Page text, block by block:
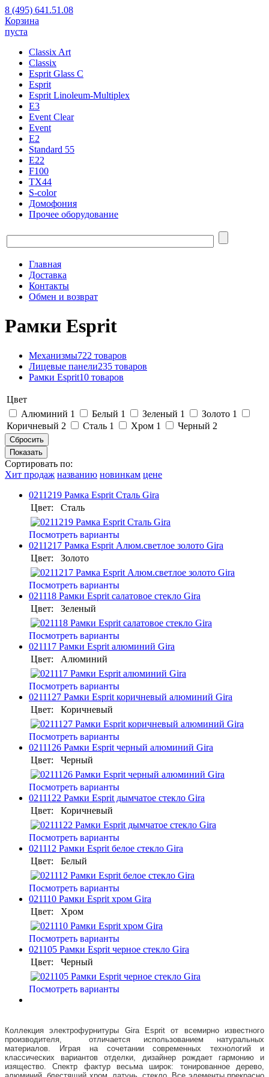
8 (495) 641.51.08
Корзина
пуста
Classix Art
Classix
Esprit Glass C
Esprit
Esprit Linoleum-Multiplex
E3
Event Clear
Event
E2
Standard 55
E22
F100
TX44
S-color
Домофония
Прочее оборудование
Главная
Доставка
Контакты
Обмен и возврат
Рамки Esprit
Механизмы722 товаров
Лицевые панели235 товаров
Рамки Esprit10 товаров
Цвет
Алюминий 1 Белый 1 Зеленый 1 Золото 1
Коричневый 2 Сталь 1 Хром 1 Черный 2
Сортировать по:
Хит продаж названию новинкам цене
0211219 Рамка Esprit Сталь Gira
Цвет:
Сталь
Посмотреть варианты
0211217 Рамка Esprit Алюм.светлое золото Gira
Цвет:
Золото
Посмотреть варианты
021118 Рамки Esprit салатовое стекло Gira
Цвет:
Зеленый
Посмотреть варианты
021117 Рамки Esprit алюминий Gira
Цвет:
Алюминий
Посмотреть варианты
0211127 Рамки Esprit коричневый алюминий Gira
Цвет:
Коричневый
Посмотреть варианты
0211126 Рамки Esprit черный алюминий Gira
Цвет:
Черный
Посмотреть варианты
0211122 Рамки Esprit дымчатое стекло Gira
Цвет:
Коричневый
Посмотреть варианты
021112 Рамки Esprit белое стекло Gira
Цвет:
Белый
Посмотреть варианты
021110 Рамки Esprit хром Gira
Цвет:
Хром
Посмотреть варианты
021105 Рамки Esprit черное стекло Gira
Цвет:
Черный
Посмотреть варианты
Коллекция электрофурнитуры Gira Esprit от всемирно известного
производителя, отличается использованием натуральных
материалов. Играя на сочетании современных технологий и
классических вариантов отделки, дизайнер рождает гармонию и
изящество. Спектр фактур весьма широк: тонированное дерево,